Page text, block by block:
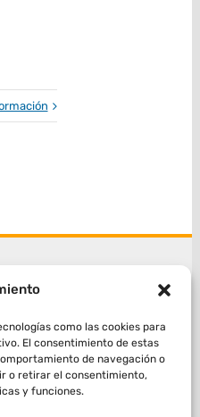
como las cookies para
El consentimiento de estas
de navegación o
o retirar el consentimiento,
y funciones.